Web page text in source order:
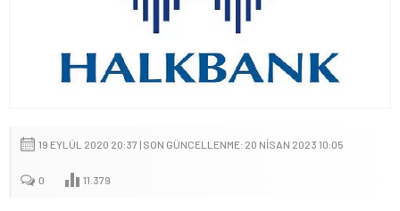
19 EYLÜL 2020 20:37 | SON GÜNCELLENME: 20 NISAN 2023 10:05
0 11.379